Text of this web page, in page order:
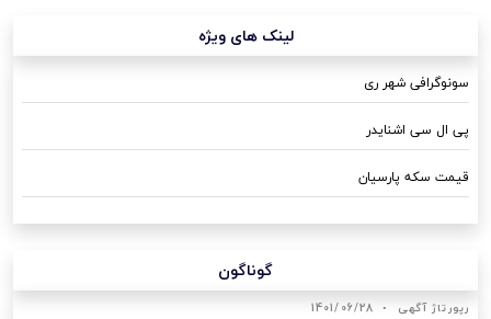
لینک های ویژه
سونوگرافی شهر ری
پی ال سی اشنایدر
قیمت سکه پارسیان
گوناگون
رپورتاژ آگهی •
1401/06/28